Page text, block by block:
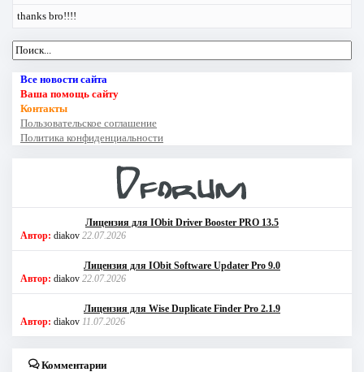
thanks bro!!!!
Все новости сайта
Ваша помощь сайту
Контакты
Пользовательское соглашение
Политика конфиденциальности
Лицензия для IObit Driver Booster PRO 13.5
Автор: diakov 22.07.2026
Лицензия для IObit Software Updater Pro 9.0
Автор: diakov 22.07.2026
Лицензия для Wise Duplicate Finder Pro 2.1.9
Автор: diakov 11.07.2026
Комментарии